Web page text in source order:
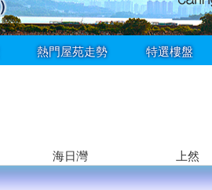
熱門屋苑走勢 特選樓盤
海日灣 上然